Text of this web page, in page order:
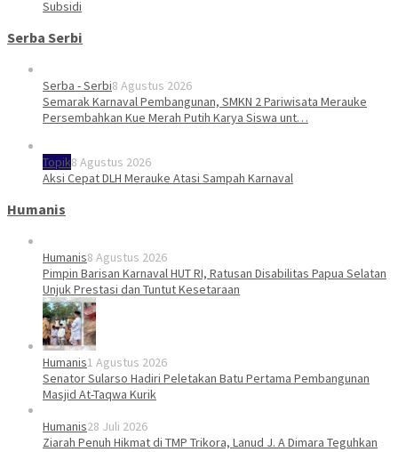
Subsidi
Serba Serbi
Serba - Serbi8 Agustus 2026
Semarak Karnaval Pembangunan, SMKN 2 Pariwisata Merauke
Persembahkan Kue Merah Putih Karya Siswa unt…
Topik8 Agustus 2026
Aksi Cepat DLH Merauke Atasi Sampah Karnaval
Humanis
Humanis8 Agustus 2026
Pimpin Barisan Karnaval HUT RI, Ratusan Disabilitas Papua Selatan
Unjuk Prestasi dan Tuntut Kesetaraan
Humanis1 Agustus 2026
Senator Sularso Hadiri Peletakan Batu Pertama Pembangunan
Masjid At-Taqwa Kurik
Humanis28 Juli 2026
Ziarah Penuh Hikmat di TMP Trikora, Lanud J. A Dimara Teguhkan